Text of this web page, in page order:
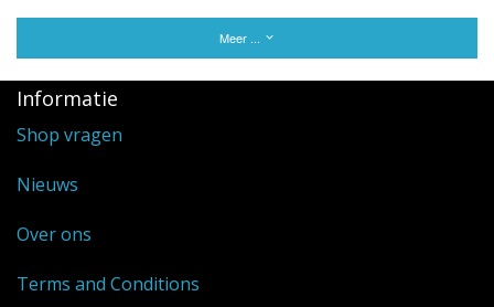
Meer ...
Informatie
Shop vragen
Nieuws
Over ons
Terms and Conditions